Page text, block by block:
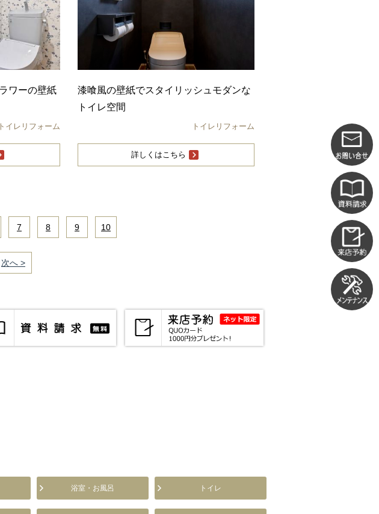
ワーの壁紙
トイレリフォーム
漆喰風の壁紙でスタイリッシュモダンな
トイレ空間
トイレリフォーム
詳しくはこちら
7 8 9 10
次へ >
浴室・お風呂 トイレ